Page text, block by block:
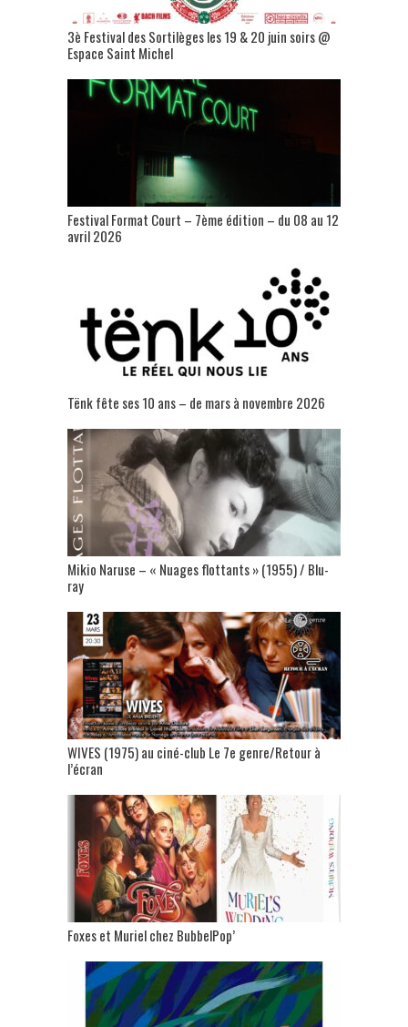
3è Festival des Sortilèges les 19 & 20 juin soirs @
Espace Saint Michel
Festival Format Court – 7ème édition – du 08 au 12
avril 2026
Tënk fête ses 10 ans – de mars à novembre 2026
Mikio Naruse – « Nuages flottants » (1955) / Blu-
ray
WIVES (1975) au ciné-club Le 7e genre/Retour à
l’écran
Foxes et Muriel chez BubbelPop’